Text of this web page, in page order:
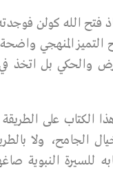
فتح الله كولن
المنهجي واضحة
والحكي بل
الكتاب على الطريقة
الجامح، ولا
للسيرة النبوية